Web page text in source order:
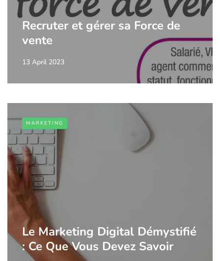
Recruter et gérer sa Force de
vente
13 April 2023
MARKETING
Le Marketing Digital Démystifié
: Ce Que Vous Devez Savoir